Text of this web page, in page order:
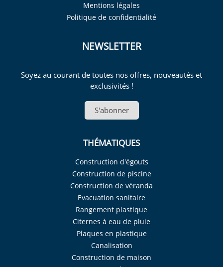
Mentions légales
Politique de confidentialité
NEWSLETTER
Soyez au courant de toutes nos offres, nouveautés et
exclusivités !
S'abonner
THÉMATIQUES
Construction d'égouts
Construction de piscine
Construction de véranda
Evacuation sanitaire
Rangement plastique
Citernes à eau de pluie
Plaques en plastique
Canalisation
Construction de maison